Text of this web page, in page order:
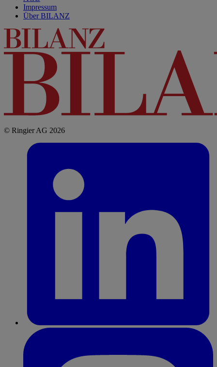
Impressum
Über BILANZ
© Ringier AG 2026